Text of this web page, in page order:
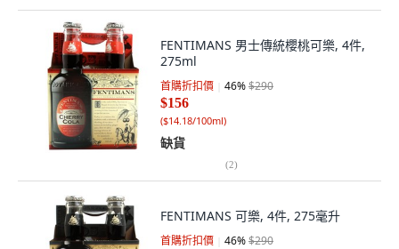
FENTIMANS 男士傳統櫻桃可樂, 4件,
275ml
首購折扣價 46%$290
$156
($14.18/100ml)
缺貨
(2)
FENTIMANS 可樂, 4件, 275毫升
首購折扣價 46%$290